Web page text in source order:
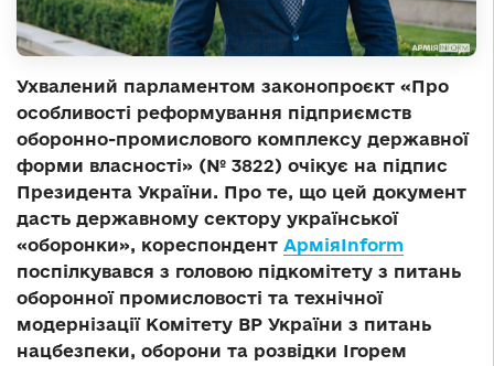
Ухвалений парламентом законопроєкт «Про
особливості реформування підприємств
оборонно-промислового комплексу державної
форми власності» (№ 3822) очікує на підпис
Президента України. Про те, що цей документ
дасть державному сектору української
«оборонки», кореспондент АрміяInform
поспілкувався з головою підкомітету з питань
оборонної промисловості та технічної
модернізації Комітету ВР України з питань
нацбезпеки, оборони та розвідки Ігорем